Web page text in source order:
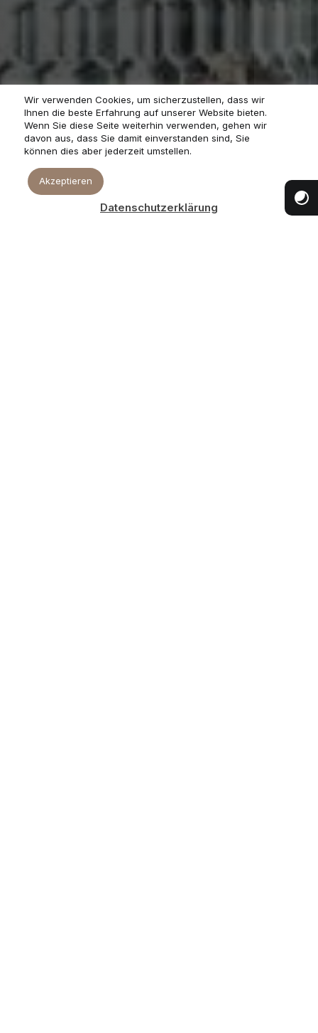
Wir verwenden Cookies, um sicherzustellen, dass wir
Ihnen die beste Erfahrung auf unserer Website bieten.
Wenn Sie diese Seite weiterhin verwenden, gehen wir
davon aus, dass Sie damit einverstanden sind, Sie
können dies aber jederzeit umstellen.
Akzeptieren
Datenschutzerklärung